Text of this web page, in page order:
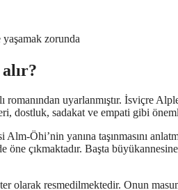
zorunda
uyarlanmıştır. İsviçre
dostluk, sadakat ve empati gibi
Öhi’nin yanına taşınmasını
çıkmaktadır. Başta
olarak resmedilmektedir. Onun